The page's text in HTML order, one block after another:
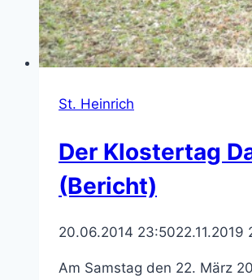
St. Heinrich
Der Klostertag
(Bericht)
20.06.2014 23:5022.11.2019
Am Samstag den 22. März